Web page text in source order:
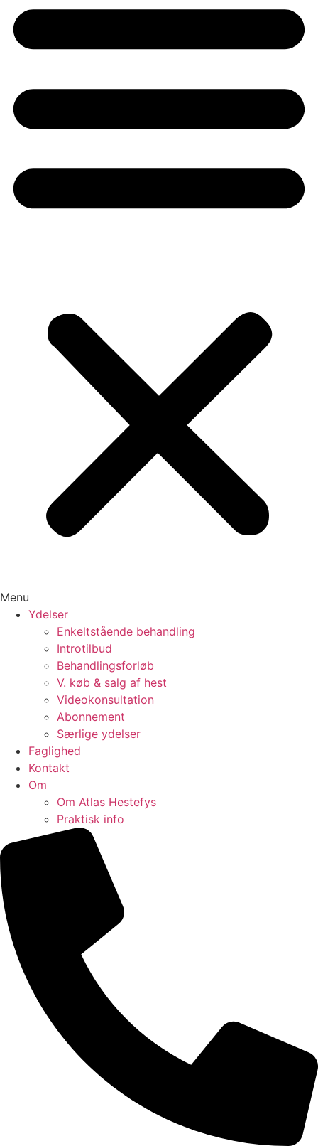
Menu
Ydelser
Enkeltstående behandling
Introtilbud
Behandlingsforløb
V. køb & salg af hest
Videokonsultation
Abonnement
Særlige ydelser
Faglighed
Kontakt
Om
Om Atlas Hestefys
Praktisk info